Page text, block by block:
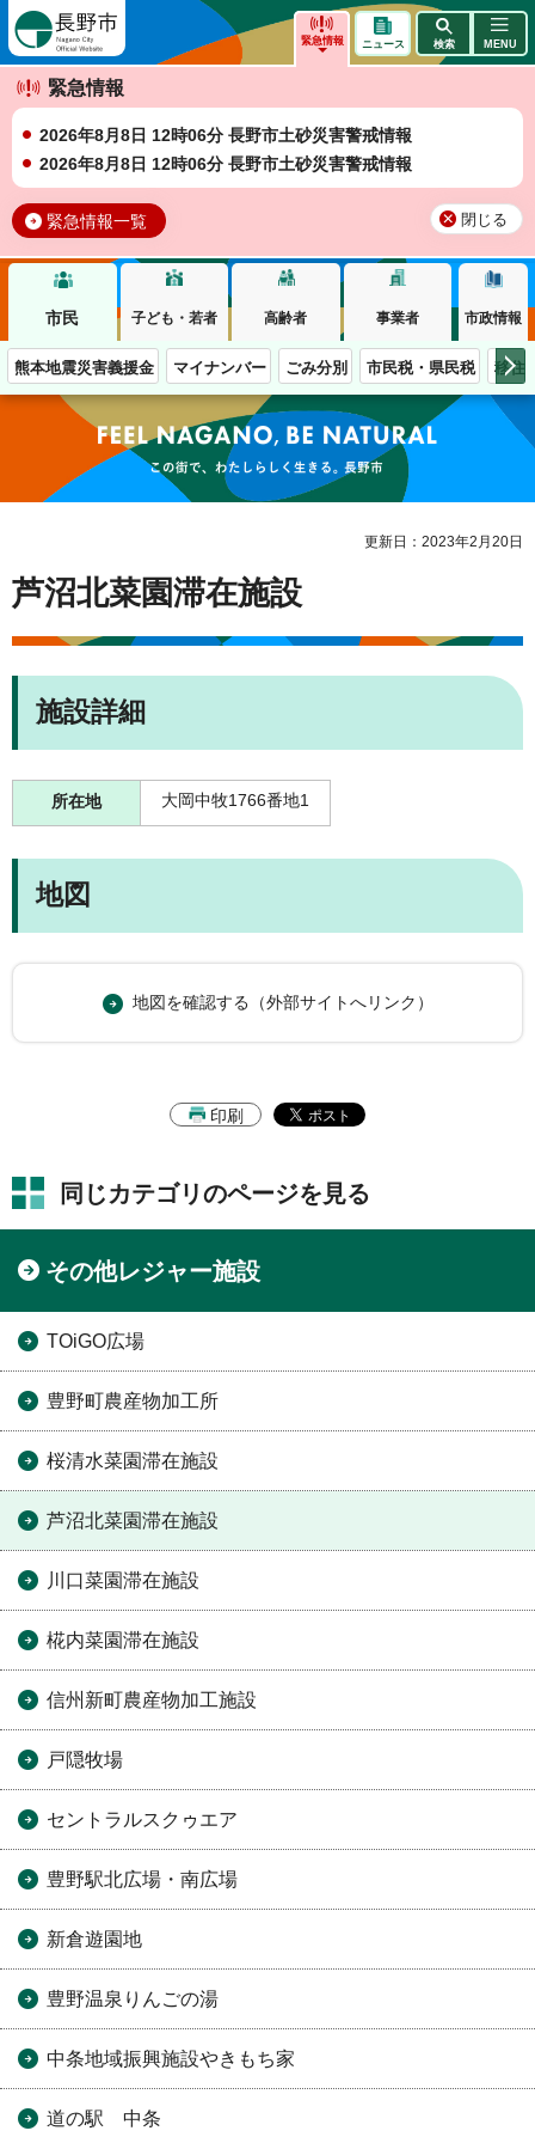
緊急情報
緊急情報
2026年8月8日 12時06分 長野市土砂災害警戒情報
2026年8月8日 12時06分 長野市土砂災害警戒情報
緊急情報一覧 閉じる
ニュース 検索 MENU
市民 子ども・若者 高齢者 事業者 市政情報
熊本地震災害義援金 マイナンバー ごみ分別 市民税・県民税 移住
この街で、わたしらしく生きる。長野市
更新日：2023年2月20日
芦沼北菜園滞在施設
施設詳細
所在地 大岡中牧1766番地1
地図
地図を確認する（外部サイトへリンク）
印刷
同じカテゴリのページを見る
その他レジャー施設
TOiGO広場
豊野町農産物加工所
桜清水菜園滞在施設
芦沼北菜園滞在施設
川口菜園滞在施設
椛内菜園滞在施設
信州新町農産物加工施設
戸隠牧場
セントラルスクゥエア
豊野駅北広場・南広場
新倉遊園地
豊野温泉りんごの湯
中条地域振興施設やきもち家
道の駅 中条